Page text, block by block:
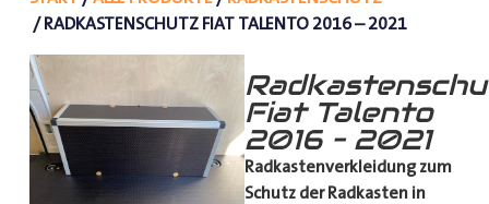
/ RADKASTENSCHUTZ FIAT TALENTO 2016 – 2021
Fiat Talento
2016 – 2021
Radkastenverkleidung zum
Schutz der Radkasten in